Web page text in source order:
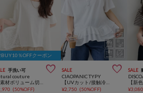
％OFFクーポン
手洗い可 
couture
異素材ボリューム切替TOPS
(50%OFF)
SALE 
CIAOPANIC TYPY
【UVカット/接触冷感/前後2WAY】裾フリルヘンリーネックデザインTee
¥2,750 (50%OFF)
SALE
¥